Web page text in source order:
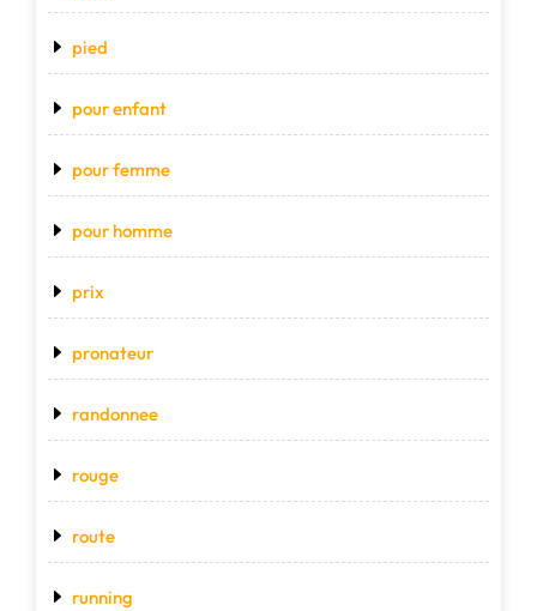
pied
pour enfant
pour femme
pour homme
prix
pronateur
randonnee
rouge
route
running